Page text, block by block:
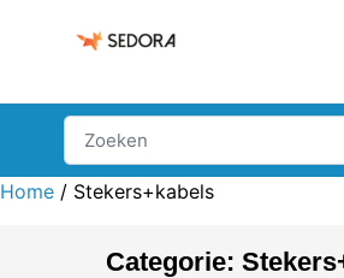
Home / Stekers+kabels
Categorie: